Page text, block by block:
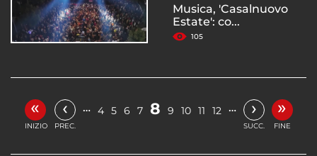
Musica, 'Casalnuovo
Estate': co...
105
«
INIZIO
‹
PREC.
… 4 5 6 7 8 9 10 11 12 … ›
SUCC.
»
FINE